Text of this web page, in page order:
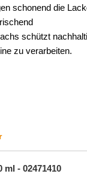
schonend die
schützt
zu verarbeiten.
ml - 02471410